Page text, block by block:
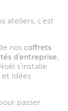
ateliers, c’est
nos coffrets
d’entreprise,
s’installe
et idées
passer